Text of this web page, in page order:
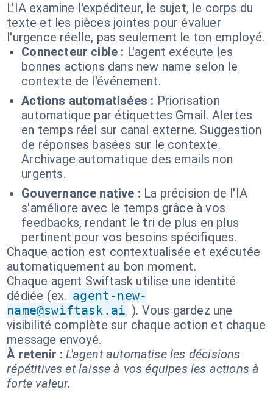
L'IA examine l'expéditeur, le sujet, le corps du
texte et les pièces jointes pour évaluer
l'urgence réelle, pas seulement le ton employé.
Connecteur cible : L'agent exécute les
bonnes actions dans new name selon le
contexte de l'événement.
Actions automatisées : Priorisation
automatique par étiquettes Gmail. Alertes
en temps réel sur canal externe. Suggestion
de réponses basées sur le contexte.
Archivage automatique des emails non
urgents.
Gouvernance native : La précision de l'IA
s'améliore avec le temps grâce à vos
feedbacks, rendant le tri de plus en plus
pertinent pour vos besoins spécifiques.
Chaque action est contextualisée et exécutée
automatiquement au bon moment.
Chaque agent Swiftask utilise une identité
dédiée (ex. agent-new-
name@swiftask.ai ). Vous gardez une
visibilité complète sur chaque action et chaque
message envoyé.
À retenir : L'agent automatise les décisions
répétitives et laisse à vos équipes les actions à
forte valeur.